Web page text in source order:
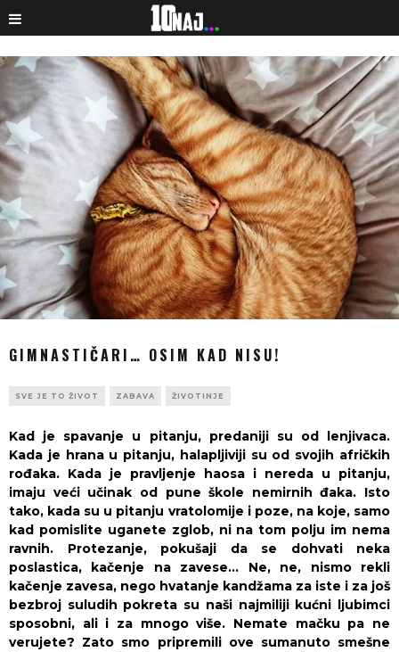
GIMNASTIČARI… OSIM KAD NISU!
SVE JE TO ŽIVOT ZABAVA ŽIVOTINJE
Kad je spavanje u pitanju, predaniji su od lenjivaca.
Kada je hrana u pitanju, halapljiviji su od svojih afričkih
rođaka. Kada je pravljenje haosa i nereda u pitanju,
imaju veći učinak od pune škole nemirnih đaka. Isto
tako, kada su u pitanju vratolomije i poze, na koje, samo
kad pomislite uganete zglob, ni na tom polju im nema
ravnih. Protezanje, pokušaji da se dohvati neka
poslastica, kačenje na zavese… Ne, ne, nismo rekli
kačenje zavesa, nego hvatanje kandžama za iste i za još
bezbroj suludih pokreta su naši najmiliji kućni ljubimci
sposobni, ali i za mnogo više. Nemate mačku pa ne
verujete? Zato smo pripremili ove sumanuto smešne